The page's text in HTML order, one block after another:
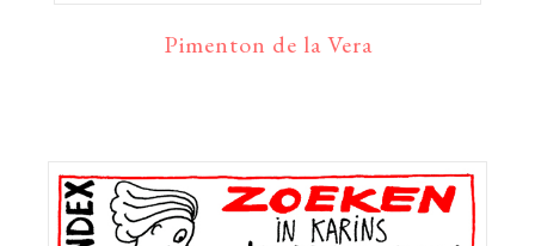
Pimenton de la Vera
Primaire
Sidebar